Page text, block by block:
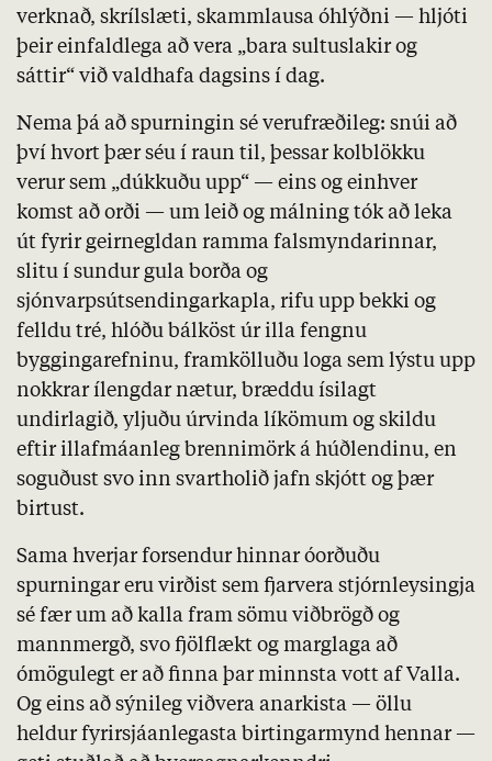
verknað, skrílslæti, skammlausa óhlýðni — hljóti
þeir einfaldlega að vera „bara sultuslakir og
sáttir“ við valdhafa dagsins í dag.
Nema þá að spurningin sé verufræðileg: snúi að
því hvort þær séu í raun til, þessar kolblökku
verur sem „dúkkuðu upp“ — eins og einhver
komst að orði — um leið og málning tók að leka
út fyrir geirnegldan ramma falsmyndarinnar,
slitu í sundur gula borða og
sjónvarpsútsendingarkapla, rifu upp bekki og
felldu tré, hlóðu bálköst úr illa fengnu
byggingarefninu, framkölluðu loga sem lýstu upp
nokkrar ílengdar nætur, bræddu ísilagt
undirlagið, yljuðu úrvinda líkömum og skildu
eftir illafmáanleg brennimörk á húðlendinu, en
soguðust svo inn svartholið jafn skjótt og þær
birtust.
Sama hverjar forsendur hinnar óorðuðu
spurningar eru virðist sem fjarvera stjórnleysingja
sé fær um að kalla fram sömu viðbrögð og
mannmergð, svo fjölflækt og marglaga að
ómögulegt er að finna þar minnsta vott af Valla.
Og eins að sýnileg viðvera anarkista — öllu
heldur fyrirsjáanlegasta birtingarmynd hennar —